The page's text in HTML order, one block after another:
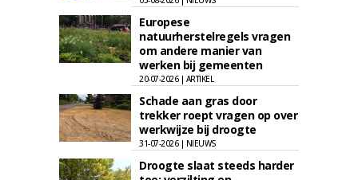
Europese
natuurherstelregels vragen
om andere manier van
werken bij gemeenten
20-07-2026 | ARTIKEL
Schade aan gras door
trekker roept vragen op over
werkwijze bij droogte
31-07-2026 | NIEUWS
Droogte slaat steeds harder